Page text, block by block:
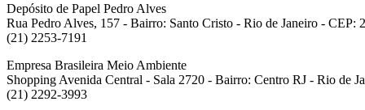
Depósito de Papel Pedro Alves
Rua Pedro Alves, 157 - Bairro: Santo Cristo - Rio de Janeiro - CEP:
(21) 2253-7191
Empresa Brasileira Meio Ambiente
Shopping Avenida Central - Sala 2720 - Bairro: Centro RJ - Rio de
(21) 2292-3993